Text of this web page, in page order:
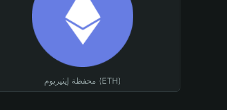
محفظة إيثيريوم (ETH)